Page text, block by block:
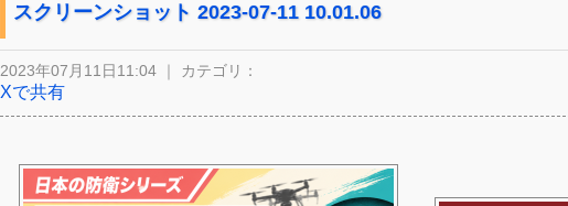
スクリーンショット 2023-07-11 10.01.06
2023年07月11日11:04 ｜ カテゴリ：
Xで共有